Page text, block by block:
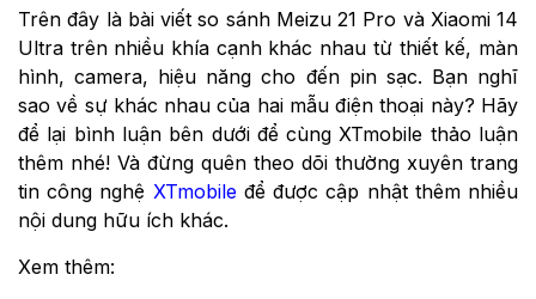
Trên đây là bài viết so sánh Meizu 21 Pro và Xiaomi 14
Ultra trên nhiều khía cạnh khác nhau từ thiết kế, màn
hình, camera, hiệu năng cho đến pin sạc. Bạn nghĩ
sao về sự khác nhau của hai mẫu điện thoại này? Hãy
để lại bình luận bên dưới để cùng XTmobile thảo luận
thêm nhé! Và đừng quên theo dõi thường xuyên trang
tin công nghệ XTmobileđể được cập nhật thêm nhiều
nội dung hữu ích khác.
Xem thêm: